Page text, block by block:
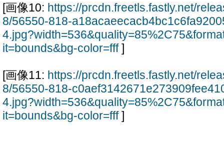
[画像10: https://prcdn.freetls.fastly.net/
8/56550-818-
it=bounds&bg-color=fff]
[画像11: https://prcdn.freetls.fastly.net/
8/56550-818-
it=bounds&bg-color=fff]